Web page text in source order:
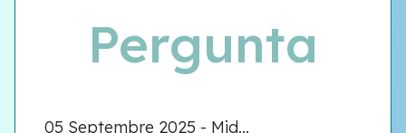
Meet our teamPergunta
05 Septembre 2025 - Mid...